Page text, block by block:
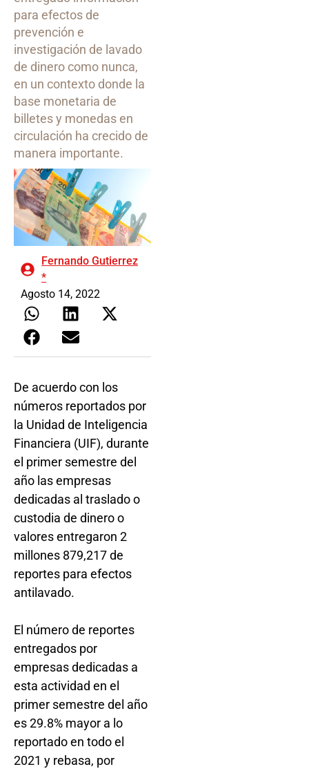
para efectos de
prevención e
investigación de lavado
de dinero como nunca,
en un contexto donde la
base monetaria de
billetes y monedas en
circulación ha crecido de
manera importante.
Fernando Gutierrez
*
Agosto 14, 2022
De acuerdo con los
números reportados por
la Unidad de Inteligencia
Financiera (UIF), durante
el primer semestre del
año las empresas
dedicadas al traslado o
custodia de dinero o
valores entregaron 2
millones 879,217 de
reportes para efectos
antilavado.
El número de reportes
entregados por
empresas dedicadas a
esta actividad en el
primer semestre del año
es 29.8% mayor a lo
reportado en todo el
2021 y rebasa, por